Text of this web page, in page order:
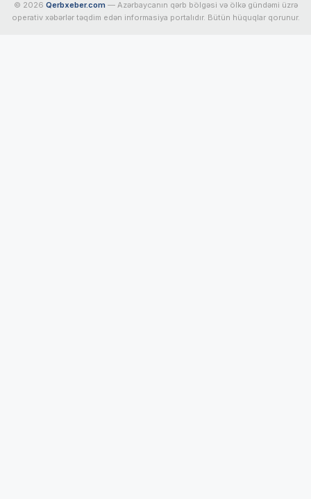
© 2026 Qerbxeber.com — Azərbaycanın qərb bölgəsi və ölkə gündəmi üzrə
operativ xəbərlər təqdim edən informasiya portalıdır. Bütün hüquqlar qorunur.